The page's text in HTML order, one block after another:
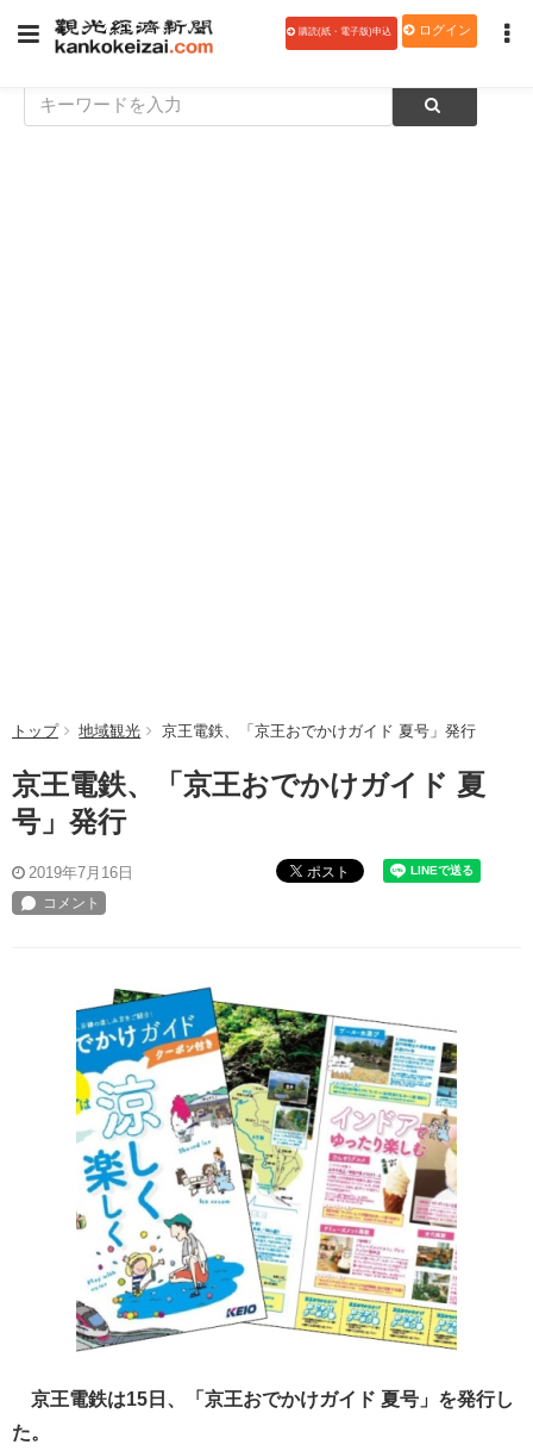
購読(紙・電子版)申込 ログイン
トップ 地域観光 京王電鉄、「京王おでかけガイド 夏号」発行
京王電鉄、「京王おでかけガイド 夏
号」発行
2019年7月16日 ポスト
京王電鉄は15日、「京王おでかけガイド 夏号」を発行し
た。